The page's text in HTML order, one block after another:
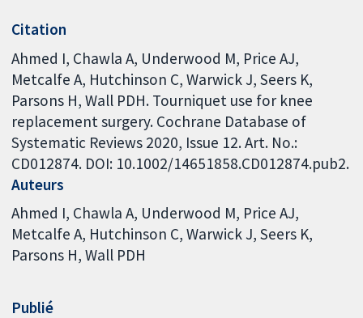
Citation
Ahmed I, Chawla A, Underwood M, Price AJ,
Metcalfe A, Hutchinson C, Warwick J, Seers K,
Parsons H, Wall PDH. Tourniquet use for knee
replacement surgery. Cochrane Database of
Systematic Reviews 2020, Issue 12. Art. No.:
CD012874. DOI: 10.1002/14651858.CD012874.pub2.
Auteurs
Ahmed I Chawla A Underwood M Price AJ
Metcalfe A Hutchinson C Warwick J Seers K
Parsons H Wall PDH
Publié